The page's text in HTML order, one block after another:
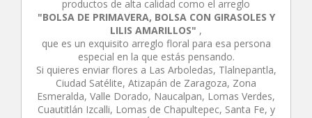
productos de alta calidad como el arreglo
"BOLSA DE PRIMAVERA, BOLSA CON GIRASOLES Y
LILIS AMARILLOS" ,
que es un exquisito arreglo floral para esa persona
especial en la que estás pensando.
Si quieres enviar flores a Las Arboledas, Tlalnepantla,
Ciudad Satélite, Atizapán de Zaragoza, Zona
Esmeralda, Valle Dorado, Naucalpan, Lomas Verdes,
Cuautitlán Izcalli, Lomas de Chapultepec, Santa Fe, y